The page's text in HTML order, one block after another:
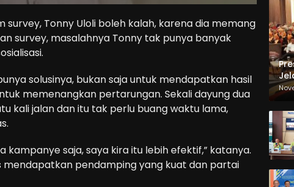
survey, Tonny Uloli boleh kalah, karena dia memang
survey, masalahnya Tonny tak punya banyak
solusinya, bukan saja untuk mendapatkan hasil
memenangkan pertarungan. Sekali dayung dua
kali jalan dan itu tak perlu buang waktu lama,
kampanye saja, saya kira itu lebih efektif,” katanya.
mendapatkan pendamping yang kuat dan partai